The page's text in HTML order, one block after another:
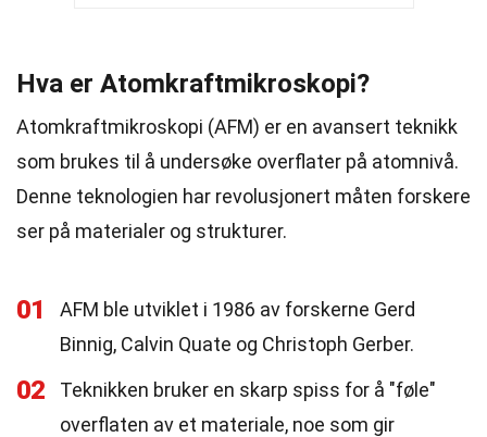
Hva er Atomkraftmikroskopi?
Atomkraftmikroskopi (AFM) er en avansert teknikk
som brukes til å undersøke overflater på atomnivå.
Denne teknologien har revolusjonert måten forskere
ser på materialer og strukturer.
01
AFM ble utviklet i 1986 av forskerne Gerd
Binnig, Calvin Quate og Christoph Gerber.
02
Teknikken bruker en skarp spiss for å "føle"
overflaten av et materiale, noe som gir